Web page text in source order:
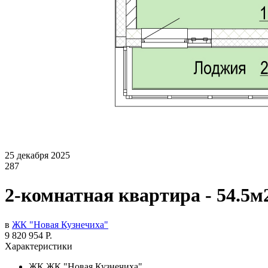
25 декабря 2025
287
2-комнатная квартира -
в ЖК "Новая Кузнечиха"
9 820 954 Р.
Характеристики